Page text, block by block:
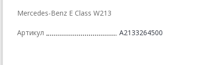
Mercedes-Benz E Class W213
Артикул A2133264500